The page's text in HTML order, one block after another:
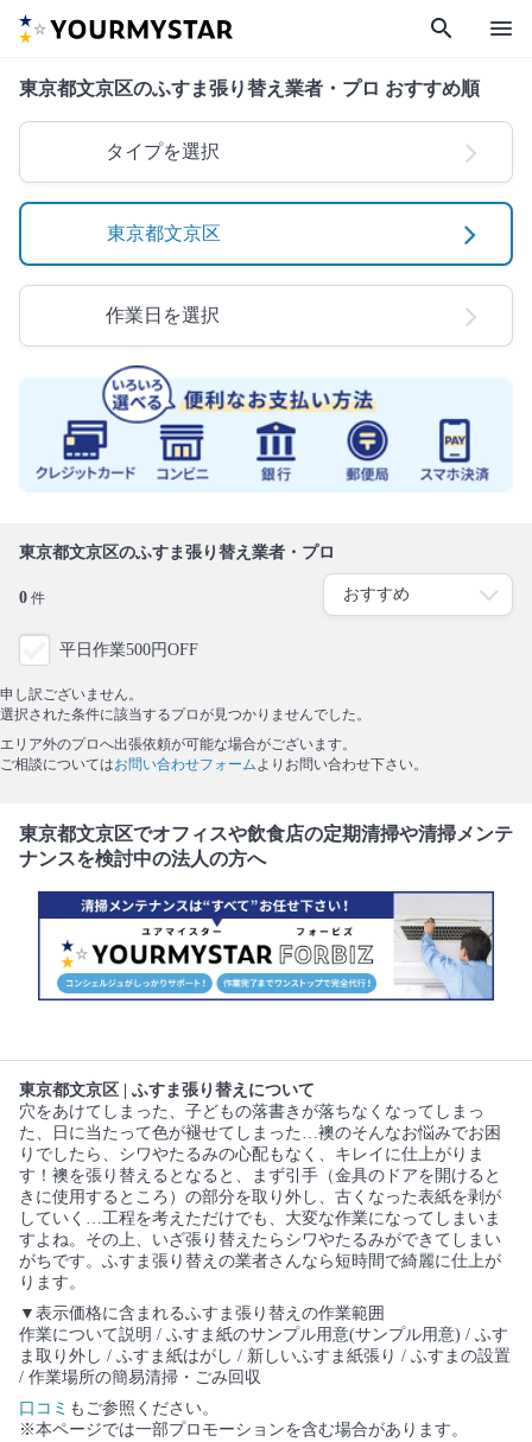
search menu
東京都文京区のふすま張り替え業者・プロ おすすめ順
タイプを選択
東京都文京区
作業日を選択
東京都文京区のふすま張り替え業者・プロ
0 件
平日作業500円OFF
申し訳ございません。
選択された条件に該当するプロが見つかりませんでした。
エリア外のプロへ出張依頼が可能な場合がございます。
ご相談についてはお問い合わせフォーム よりお問い合わせ下さい。
東京都文京区でオフィスや飲食店の定期清掃や清掃メンテ
ナンスを検討中の法人の方へ
東京都文京区 | ふすま張り替えについて
穴をあけてしまった、子どもの落書きが落ちなくなってしまっ
た、日に当たって色が褪せてしまった…襖のそんなお悩みでお困
りでしたら、シワやたるみの心配もなく、キレイに仕上がりま
す！襖を張り替えるとなると、まず引手（金具のドアを開けると
きに使用するところ）の部分を取り外し、古くなった表紙を剥が
していく…工程を考えただけでも、大変な作業になってしまいま
すよね。その上、いざ張り替えたらシワやたるみができてしまい
がちです。ふすま張り替えの業者さんなら短時間で綺麗に仕上が
ります。
▼表示価格に含まれるふすま張り替えの作業範囲
作業について説明 / ふすま紙のサンプル用意(サンプル用意) / ふす
ま取り外し / ふすま紙はがし / 新しいふすま紙張り / ふすまの設置
/ 作業場所の簡易清掃・ごみ回収
口コミ もご参照ください。
※本ページでは一部プロモーションを含む場合があります。